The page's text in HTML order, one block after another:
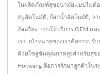
ในผลิตภัณฑ์สุขอนามัยแบบไม่ต้อง
สบู่อัตโนมัติ, ก๊อกน้ำอัตโนมัติ, ว
อัจฉริยะ. การให้บริการ OEM แ
เรา. เป้าหมายของเราคือการป
ด้วยโซลูชันคุณภาพสูงสำหรับสุข
Hokwang คือการรักษาลูกค้าใน